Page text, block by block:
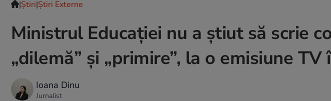
|Ştiri|Știri Externe
Ministrul Educației nu a știut să scrie
„dilemă” și „primire”, la o emisiune TV
Ioana Dinu
Jurnalist